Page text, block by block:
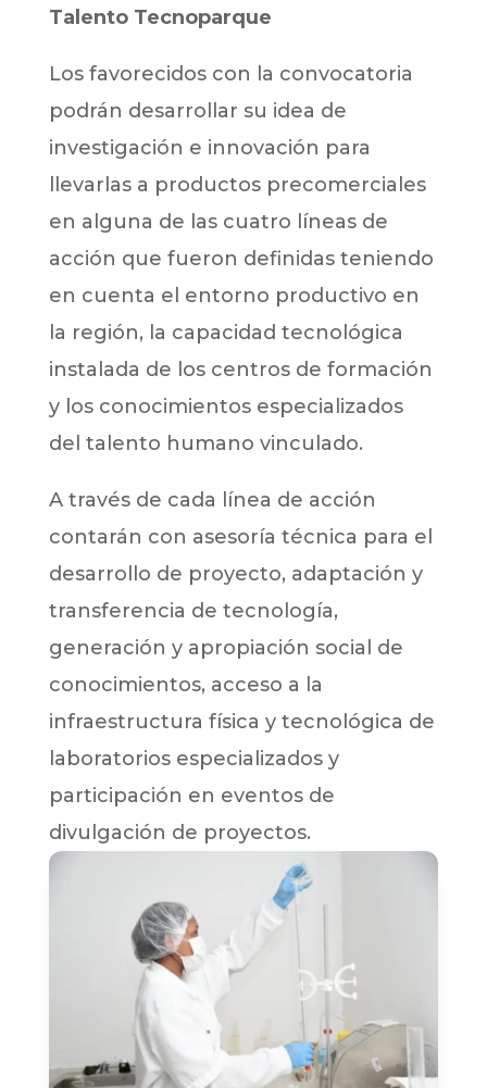
Talento Tecnoparque
Los favorecidos con la convocatoria
podrán desarrollar su idea de
investigación e innovación para
llevarlas a productos precomerciales
en alguna de las cuatro líneas de
acción que fueron definidas teniendo
en cuenta el entorno productivo en
la región, la capacidad tecnológica
instalada de los centros de formación
y los conocimientos especializados
del talento humano vinculado.
A través de cada línea de acción
contarán con asesoría técnica para el
desarrollo de proyecto, adaptación y
transferencia de tecnología,
generación y apropiación social de
conocimientos, acceso a la
infraestructura física y tecnológica de
laboratorios especializados y
participación en eventos de
divulgación de proyectos.